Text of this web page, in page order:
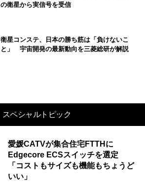
の衛星から実信号を受信
衛星コンステ、日本の勝ち筋は「負けないこ
と」 宇宙開発の最新動向を三菱総研が解説
スペシャルトピック
愛媛CATVが集合住宅FTTHに
Edgecore ECSスイッチを選定
「コストもサイズも機能もちょうど
いい」